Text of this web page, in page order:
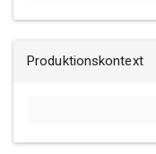
Produktionskontext